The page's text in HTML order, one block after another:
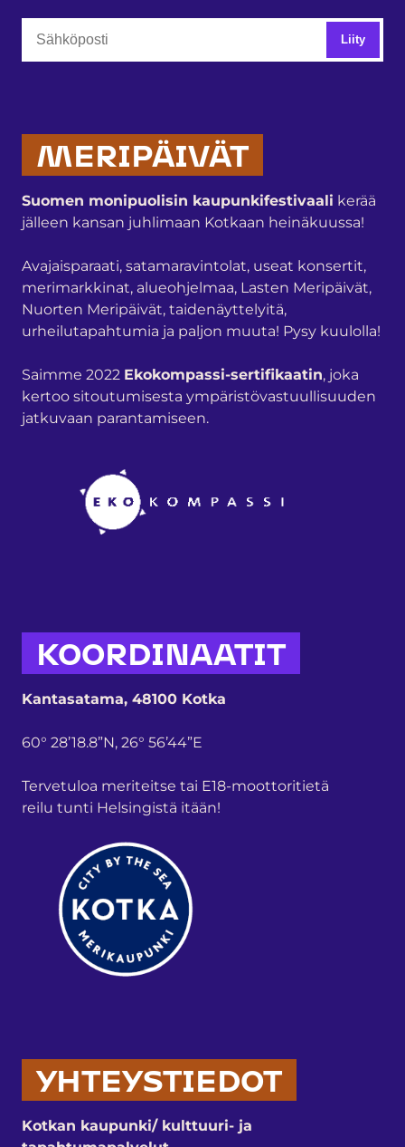
MERIPÄIVÄT
Suomen monipuolisin kaupunkifestivaali kerää
jälleen kansan juhlimaan Kotkaan heinäkuussa!
Avajaisparaati, satamaravintolat, useat konsertit,
merimarkkinat, alueohjelmaa, Lasten Meripäivät,
Nuorten Meripäivät, taidenäyttelyitä,
urheilutapahtumia ja paljon muuta! Pysy kuulolla!
Saimme 2022 Ekokompassi-sertifikaatin, joka
kertoo sitoutumisesta ympäristövastuullisuuden
jatkuvaan parantamiseen.
KOORDINAATIT
Kantasatama, 48100 Kotka
60° 28’18.8”N, 26° 56’44”E
Tervetuloa meriteitse tai E18-moottoritietä
reilu tunti Helsingistä itään!
YHTEYSTIEDOT
Kotkan kaupunki/ kulttuuri- ja